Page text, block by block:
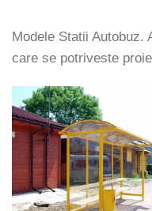
Modele Statii Autobuz.
care se potriveste